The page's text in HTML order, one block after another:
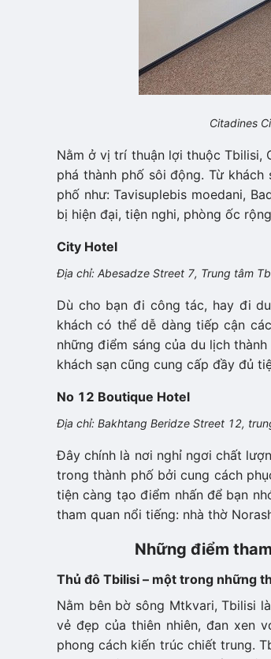
Citadines
Nằm ở vị trí thuận lợi thuộc Tbilisi,
phá thành phố sôi động. Từ
phố như: Tavisuplebis moedani,
bị hiện đại, tiện nghi, phòng ốc
City Hotel
Địa chỉ: Abesadze Street 7, Trung tâm
Dù cho bạn đi công tác, hay đi
khách có thể dễ dàng tiếp cận
những điểm sáng của du lịch
khách sạn cũng cung cấp đầy đủ
No 12 Boutique Hotel
Địa chỉ: Bakhtang Beridze Street 12,
Đây chính là nơi nghỉ ngơi chất
trong thành phố bởi cung cách
tiện càng tạo điểm nhấn để bạn
tham quan nổi tiếng: nhà thờ
Những điểm
Thủ đô Tbilisi – một trong những
Nằm bên bờ sông Mtkvari, Tbilisi
vẻ đẹp của thiên nhiên, đan xen
phong cách kiến trúc chiết trung.